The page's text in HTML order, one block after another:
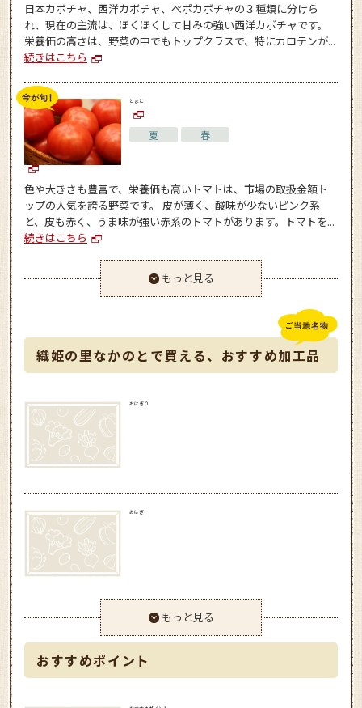
日本カボチャ、西洋カボチャ、ぺポカボチャの３種類に分けら
れ、現在の主流は、ほくほくして甘みの強い西洋カボチャです。
栄養価の高さは、野菜の中でもトップクラスで、特にカロテンが...
続きはこちら
とまと
夏 春
色や大きさも豊富で、栄養価も高いトマトは、市場の取扱金額ト
ップの人気を誇る野菜です。 皮が薄く、酸味が少ないピンク系
と、皮も赤く、うま味が強い赤系のトマトがあります。トマトを...
続きはこちら
もっと見る
織姫の里なかのとで買える、おすすめ加工品
おにぎり
おはぎ
もっと見る
おすすめポイント